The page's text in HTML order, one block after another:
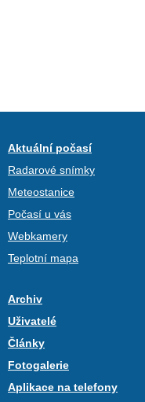
Aktuální počasí
Radarové snímky
Meteostanice
Počasí u vás
Webkamery
Teplotní mapa
Archiv
Uživatelé
Články
Fotogalerie
Aplikace na telefony